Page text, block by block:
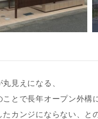
見えになる、
とで長年オープン外構
カンジにならない、と